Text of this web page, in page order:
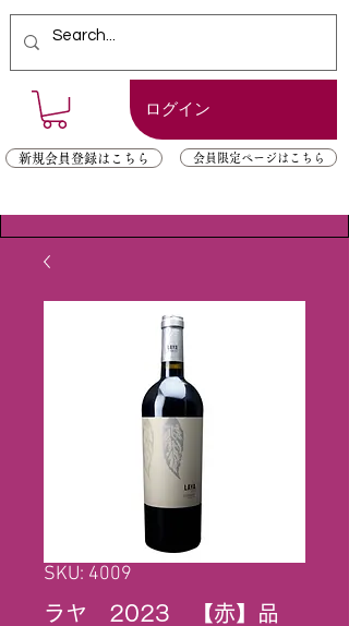
ログイン
新規会員登録はこちら 会員限定ページはこちら
SKU: 4009
ラヤ 2023 【赤】品